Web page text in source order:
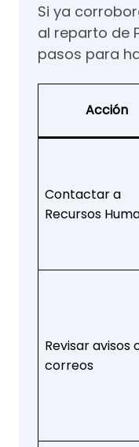
Si ya
al reparto de
pasos para
Acción
Contactar a
Recursos
Revisar avisos
correos